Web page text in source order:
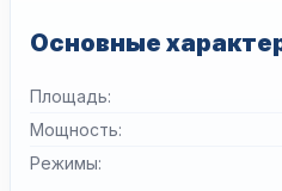
Основные
Площадь:
Мощность:
Режимы: